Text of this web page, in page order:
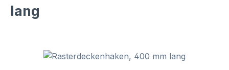
lang
Bildergalerie überspringen